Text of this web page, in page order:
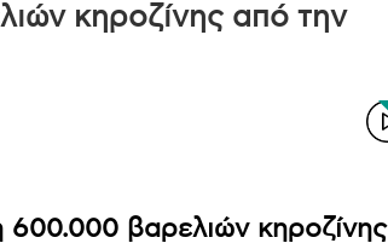
κηροζίνης από την
βαρελιών κηροζίνης